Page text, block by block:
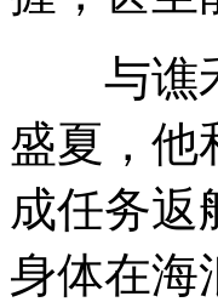
与谯禾
盛夏，他
成任务返
身体在海